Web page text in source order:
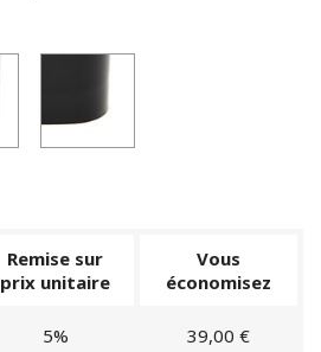
Remise sur
prix unitaire
Vous
économisez
5% 39,00 €